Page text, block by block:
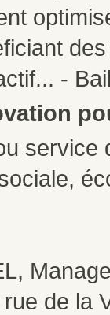
-
de la